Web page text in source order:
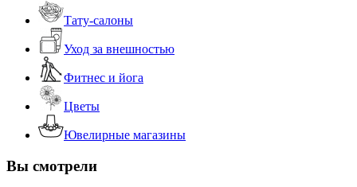
Тату-салоны
Уход за внешностью
Фитнес и йога
Цветы
Ювелирные магазины
Вы смотрели